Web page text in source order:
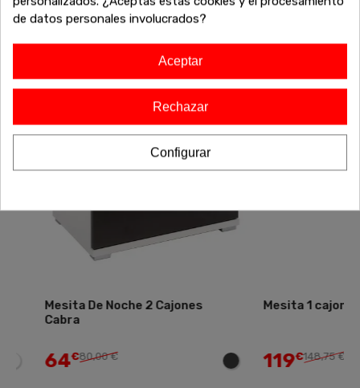
exclusivos antes de que se agoten!
Mesita De Noche 2 Cajones
Cabra
64€ 80,00 €
Mesita 1 cajon Vega
119€148,75 €
de datos personales involucrados?
Aceptar
Rechazar
Configurar